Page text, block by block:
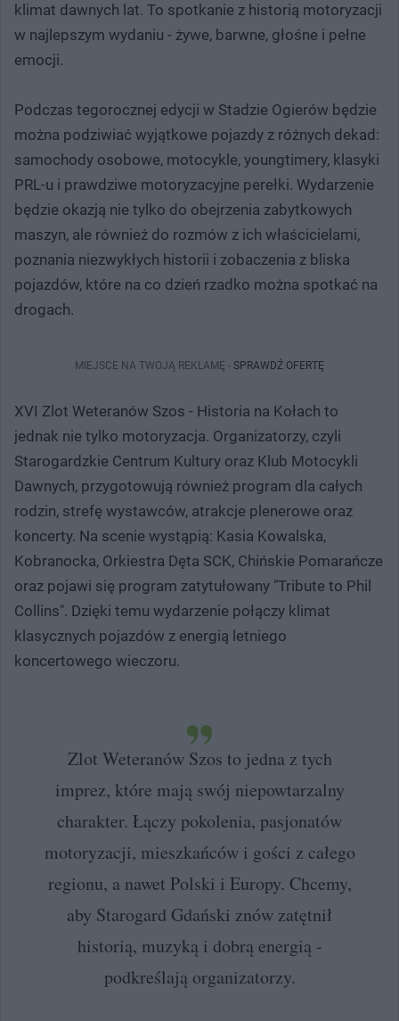
klimat dawnych lat. To spotkanie z historią motoryzacji
w najlepszym wydaniu - żywe, barwne, głośne i pełne
emocji.
Podczas tegorocznej edycji w Stadzie Ogierów będzie
można podziwiać wyjątkowe pojazdy z różnych dekad:
samochody osobowe, motocykle, youngtimery, klasyki
PRL-u i prawdziwe motoryzacyjne perełki. Wydarzenie
będzie okazją nie tylko do obejrzenia zabytkowych
maszyn, ale również do rozmów z ich właścicielami,
poznania niezwykłych historii i zobaczenia z bliska
pojazdów, które na co dzień rzadko można spotkać na
drogach.
MIEJSCE NA TWOJĄ REKLAMĘ - SPRAWDŹ OFERTĘ
XVI Zlot Weteranów Szos - Historia na Kołach to
jednak nie tylko motoryzacja. Organizatorzy, czyli
Starogardzkie Centrum Kultury oraz Klub Motocykli
Dawnych, przygotowują również program dla całych
rodzin, strefę wystawców, atrakcje plenerowe oraz
koncerty. Na scenie wystąpią: Kasia Kowalska,
Kobranocka, Orkiestra Dęta SCK, Chińskie Pomarańcze
oraz pojawi się program zatytułowany "Tribute to Phil
Collins". Dzięki temu wydarzenie połączy klimat
klasycznych pojazdów z energią letniego
koncertowego wieczoru.
Zlot Weteranów Szos to jedna z tych
imprez, które mają swój niepowtarzalny
charakter. Łączy pokolenia, pasjonatów
motoryzacji, mieszkańców i gości z całego
regionu, a nawet Polski i Europy. Chcemy,
aby Starogard Gdański znów zatętnił
historią, muzyką i dobrą energią -
podkreślają organizatorzy.